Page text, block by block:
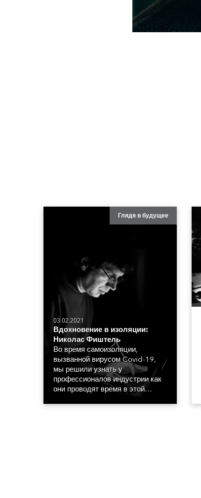
Глядя в будущее
03.02.2021
Вдохновение в изоляции:
Николас Фиштель
Во время самоизоляции,
вызванной вирусом Covid-19,
мы решили узнать у
профессионалов индустрии как
они проводят время в этой